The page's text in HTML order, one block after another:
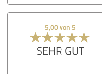
5,00 von 5
SEHR GUT